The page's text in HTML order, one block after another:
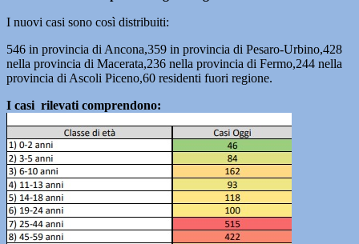
I nuovi casi sono così distribuiti:
546 in provincia di Ancona,359 in provincia di Pesaro-Urbino,428
nella provincia di Macerata,236 nella provincia di Fermo,244 nella
provincia di Ascoli Piceno,60 residenti fuori regione.
I casi rilevati comprendono: